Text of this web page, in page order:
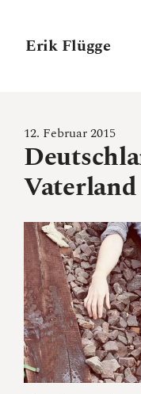
Erik Flügge
12. Februar 2015
Vaterland